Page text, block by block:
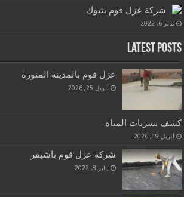
شركة عزل فوم بتبوك
يناير 6, 2022
Latest Posts
عزل فوم بالمدينة المنورة
أبريل 25, 2026
كشف تسربات المياه
أبريل 19, 2026
شركة عزل فوم باشيقر
يناير 8, 2022